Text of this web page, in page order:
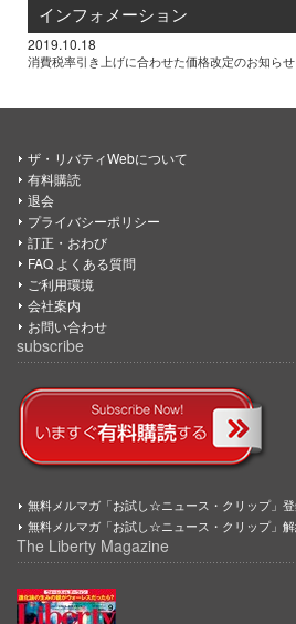
インフォメーション
2019.10.18
消費税率引き上げに合わせた価格改定のお知らせ
ザ・リバティWebについて
有料購読
退会
プライバシーポリシー
訂正・おわび
FAQ よくある質問
ご利用環境
会社案内
お問い合わせ
subscribe
無料メルマガ「お試し☆ニュース・クリップ」
無料メルマガ「お試し☆ニュース・クリップ」
The Liberty Magazine